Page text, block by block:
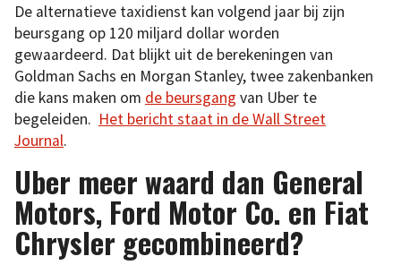
De alternatieve taxidienst kan volgend jaar bij zijn
beursgang op 120 miljard dollar worden
gewaardeerd. Dat blijkt uit de berekeningen van
Goldman Sachs en Morgan Stanley, twee zakenbanken
die kans maken om de beursgang van Uber te
begeleiden. Het bericht staat in de Wall Street
Journal.
Uber meer waard dan General
Motors, Ford Motor Co. en Fiat
Chrysler gecombineerd?